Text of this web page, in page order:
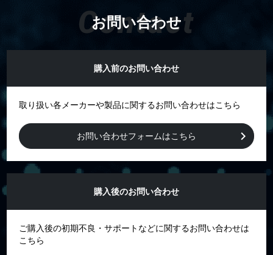
お問い合わせ
Contact
購入前のお問い合わせ
取り扱い各メーカーや製品に関するお問い合わせはこちら
お問い合わせフォームはこちら
購入後のお問い合わせ
ご購入後の初期不良・サポートなどに関するお問い合わせは
こちら